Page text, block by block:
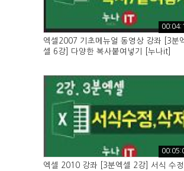
엑셀2007 기초메뉴얼 동영상 강좌 [3분
셀 6강] 다양한 복사붙여넣기 [누나it]
엑셀 2010 강좌 [3분엑셀 2강] 서식 수